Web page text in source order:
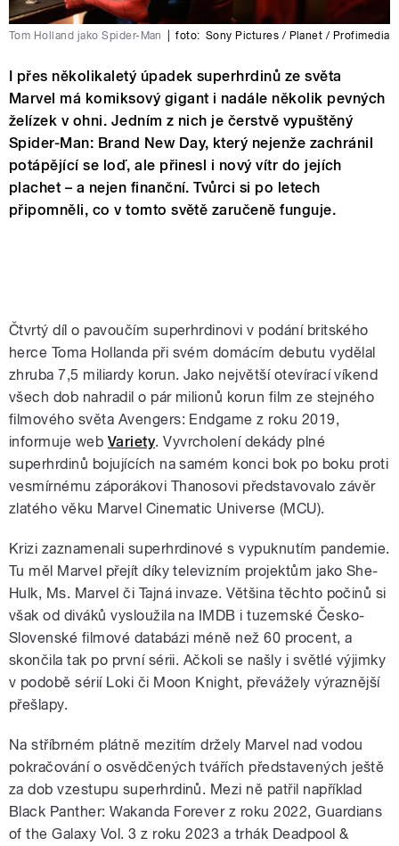
Tom Holland jako Spider-Man foto: Sony Pictures / Planet / Profimedia
I přes několikaletý úpadek superhrdinů ze světa
Marvel má komiksový gigant i nadále několik pevných
želízek v ohni. Jedním z nich je čerstvě vypuštěný
Spider-Man: Brand New Day, který nejenže zachránil
potápějící se loď, ale přinesl i nový vítr do jejích
plachet – a nejen finanční. Tvůrci si po letech
připomněli, co v tomto světě zaručeně funguje.
Čtvrtý díl o pavoučím superhrdinovi v podání britského
herce Toma Hollanda při svém domácím debutu vydělal
zhruba 7,5 miliardy korun. Jako největší otevírací víkend
všech dob nahradil o pár milionů korun film ze stejného
filmového světa Avengers: Endgame z roku 2019,
informuje web Variety. Vyvrcholení dekády plné
superhrdinů bojujících na samém konci bok po boku proti
vesmírnému záporákovi Thanosovi představovalo závěr
zlatého věku Marvel Cinematic Universe (MCU).
Krizi zaznamenali superhrdinové s vypuknutím pandemie.
Tu měl Marvel přejít díky televizním projektům jako She-
Hulk, Ms. Marvel či Tajná invaze. Většina těchto počinů si
však od diváků vysloužila na IMDB i tuzemské Česko-
Slovenské filmové databázi méně než 60 procent, a
skončila tak po první sérii. Ačkoli se našly i světlé výjimky
v podobě sérií Loki či Moon Knight, převážely výraznější
přešlapy.
Na stříbrném plátně mezitím držely Marvel nad vodou
pokračování o osvědčených tvářích představených ještě
za dob vzestupu superhrdinů. Mezi ně patřil například
Black Panther: Wakanda Forever z roku 2022, Guardians
of the Galaxy Vol. 3 z roku 2023 a trhák Deadpool &